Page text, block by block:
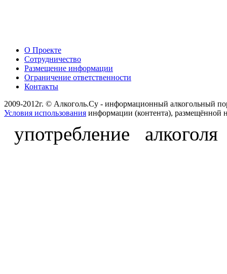
О Проекте
Сотрудничество
Размещение информации
Ограничение ответственности
Контакты
2009-2012г. © Алкоголь.Су - информационный алкогольный
Условия использования информации (контента), размещённой
употребление